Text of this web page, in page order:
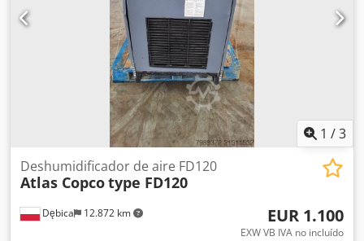
1 /3
Dębica 12.872 km
Deshumidificador de aire FD120
Atlas Copcotype FD120
EUR 1.100
EXW VB IVA no incluído